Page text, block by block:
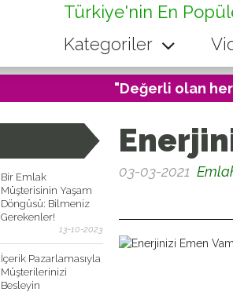
Türkiye'nin En
Kategoriler
"Değerli olan
Bir Emlak
Müşterisinin Yaşam
Döngüsü: Bilmeniz
Gerekenler!
13-10-2023
İçerik Pazarlamasıyla
Müşterilerinizi
Besleyin
03-03-2021